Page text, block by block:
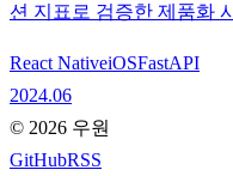
션 지표로 검증한 제품화
React NativeiOSFastAPI
2024.06
© 2026 우원
GitHubRSS